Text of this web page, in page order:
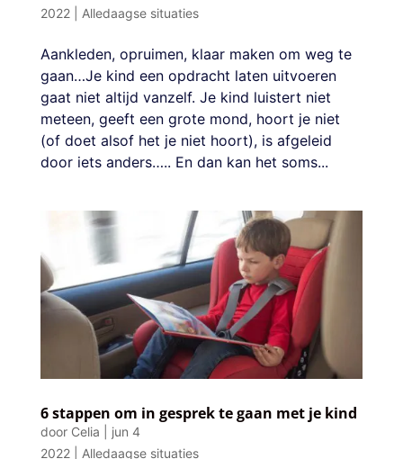
2022| Alledaagse situaties
Aankleden, opruimen, klaar maken om weg te
gaan…Je kind een opdracht laten uitvoeren
gaat niet altijd vanzelf. Je kind luistert niet
meteen, geeft een grote mond, hoort je niet
(of doet alsof het je niet hoort), is afgeleid
door iets anders….. En dan kan het soms...
6 stappen om in gesprek te gaan met je kind
door Celia
jun 4
2022| Alledaagse situaties